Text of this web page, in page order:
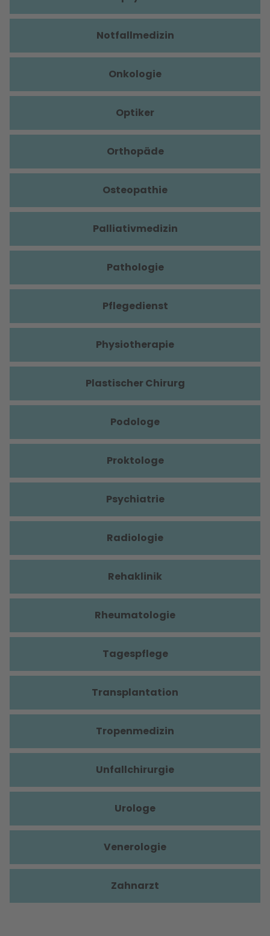
Notfallmedizin
Onkologie
Optiker
Orthopäde
Osteopathie
Palliativmedizin
Pathologie
Pflegedienst
Physiotherapie
Plastischer Chirurg
Podologe
Proktologe
Psychiatrie
Radiologie
Rehaklinik
Rheumatologie
Tagespflege
Transplantation
Tropenmedizin
Unfallchirurgie
Urologe
Venerologie
Zahnarzt